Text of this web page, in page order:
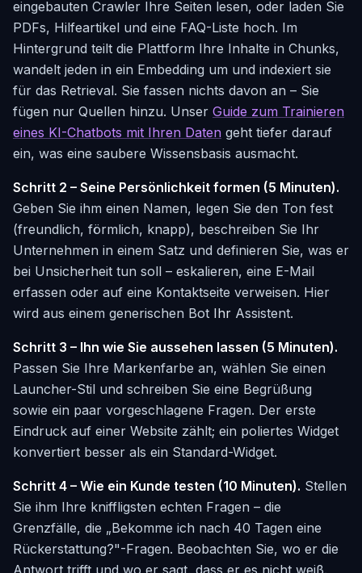
eingebauten Crawler Ihre Seiten lesen, oder laden Sie
PDFs, Hilfeartikel und eine FAQ-Liste hoch. Im
Hintergrund teilt die Plattform Ihre Inhalte in Chunks,
wandelt jeden in ein Embedding um und indexiert sie
für das Retrieval. Sie fassen nichts davon an – Sie
fügen nur Quellen hinzu. Unser Guide zum Trainieren
eines KI-Chatbots mit Ihren Daten geht tiefer darauf
ein, was eine saubere Wissensbasis ausmacht.
Schritt 2 – Seine Persönlichkeit formen (5 Minuten).
Geben Sie ihm einen Namen, legen Sie den Ton fest
(freundlich, förmlich, knapp), beschreiben Sie Ihr
Unternehmen in einem Satz und definieren Sie, was er
bei Unsicherheit tun soll – eskalieren, eine E-Mail
erfassen oder auf eine Kontaktseite verweisen. Hier
wird aus einem generischen Bot Ihr Assistent.
Schritt 3 – Ihn wie Sie aussehen lassen (5 Minuten).
Passen Sie Ihre Markenfarbe an, wählen Sie einen
Launcher-Stil und schreiben Sie eine Begrüßung
sowie ein paar vorgeschlagene Fragen. Der erste
Eindruck auf einer Website zählt; ein poliertes Widget
konvertiert besser als ein Standard-Widget.
Schritt 4 – Wie ein Kunde testen (10 Minuten). Stellen
Sie ihm Ihre kniffligsten echten Fragen – die
Grenzfälle, die „Bekomme ich nach 40 Tagen eine
Rückerstattung?"-Fragen. Beobachten Sie, wo er die
Antwort trifft und wo er sagt, dass er es nicht weiß.